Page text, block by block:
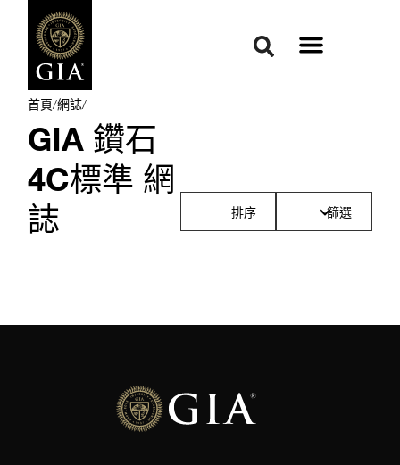
首頁/網誌/
GIA 鑽石
4C標準 網
誌
排序 篩選